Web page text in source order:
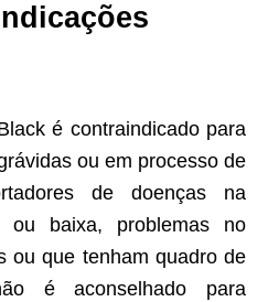
é contraindicado para
ou em processo de
de doenças na
ou baixa, problemas no
ou que tenham quadro de
é aconselhado para